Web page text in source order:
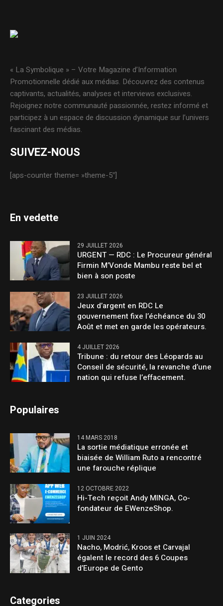
« La Symbolique » – Votre Magazine d’Information
Promotionnelle dédié aux médias. Découvrez des contenus
captivants, actualités, analyses et interviews exclusives.
Rejoignez notre communauté passionnée, restez informé et
participez à un espace de discussion dynamique sur l’univers
fascinant des médias.
SUIVEZ-NOUS
[aps-counter theme= »theme-5″]
En vedette
29 JUILLET 2026
URGENT — RDC : Le Procureur général
Firmin M’Vonde Mambu reste bel et
bien à son poste
23 JUILLET 2026
Jeux d’argent en RDC Le
gouvernement fixe l’échéance du 30
Août et met en garde les opérateurs.
4 JUILLET 2026
Tribune : du retour des Léopards au
Conseil de sécurité, la revanche d’une
nation qui refuse l’effacement.
Populaires
14 MARS 2018
La sortie médiatique erronée et
biaisée de William Ruto a rencontré
une farouche réplique
12 OCTOBRE 2022
Hi-Tech reçoit Andy MINGA, Co-
fondateur de EWenzeShop.
1 JUIN 2024
Nacho, Modrić, Kroos et Carvajal
égalent le record des 6 Coupes
d’Europe de Gento
Categories